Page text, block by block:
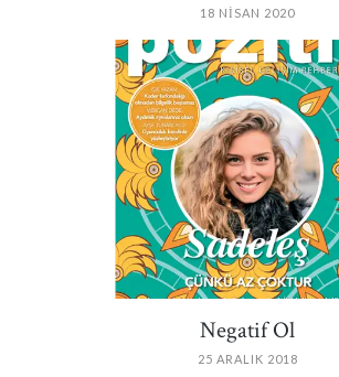
18 NISAN 2020
Negatif Ol
25 ARALIK 2018